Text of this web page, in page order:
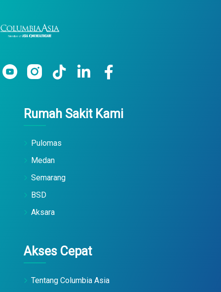
Rumah Sakit Kami
Pulomas
Medan
Semarang
BSD
Aksara
Akses Cepat
Tentang Columbia Asia